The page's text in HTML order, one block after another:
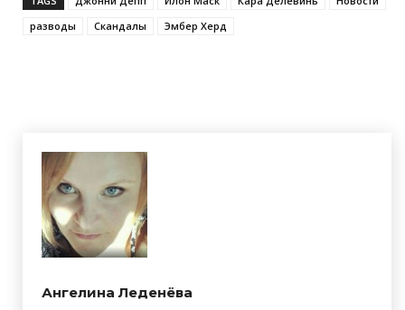
разводы
Скандалы Эмбер Херд
Ангелина Леденёва